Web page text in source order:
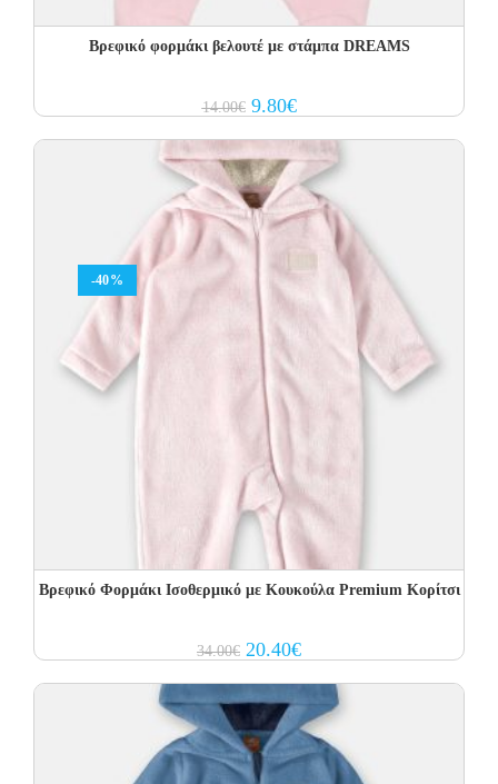
Βρεφικό φορμάκι βελουτέ με στάμπα DREAMS
14.00€ Original
price
14.00€.
9.80€Current
price
-40%
Βρεφικό Φορμάκι Ισοθερμικό με Kουκούλα Premium Κορίτσι
34.00€ Original
price
20.40€Current
price
20.40€.